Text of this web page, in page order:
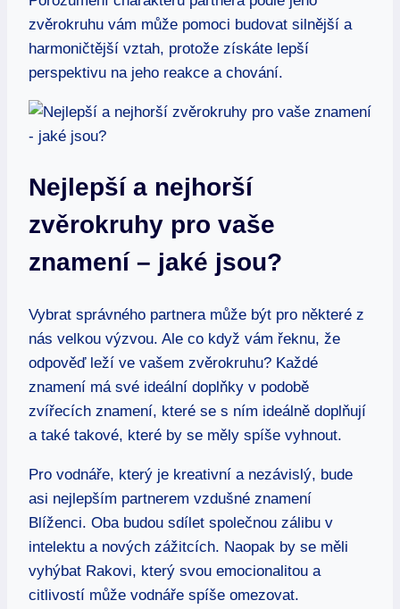
zvěrokruhu vám může pomoci budovat silnější a
harmoničtější vztah, protože získáte lepší
perspektivu⁢ na jeho reakce a chování.
Nejlepší a nejhorší
‍zvěrokruhy pro vaše
znamení – jaké jsou?
Vybrat správného partnera může být⁤ pro ⁤některé z
nás velkou výzvou. Ale co když ⁢vám řeknu, že
odpověď leží ve vašem zvěrokruhu? ​Každé⁤
znamení má své ideální​ doplňky v podobě⁢
zvířecích znamení, které se ⁤s ním‌ ideálně doplňují
‍a také takové, které by se ⁣měly spíše vyhnout.
Pro vodnáře,‌ který je kreativní a nezávislý, bude⁣
asi nejlepším ‌partnerem ‍vzdušné ​znamení
Blíženci.⁤ Oba budou sdílet ​společnou‌ zálibu v‌
intelektu a nových zážitcích. Naopak⁤ by ⁢se měli
vyhýbat Rakovi, který svou ‌emocionalitou⁤ a
citlivostí může vodnáře spíše omezovat.